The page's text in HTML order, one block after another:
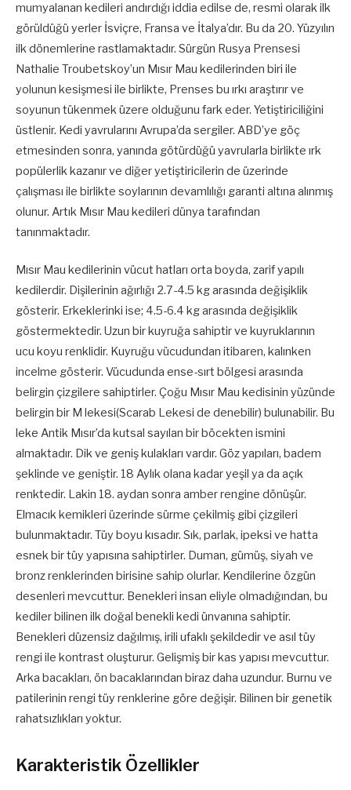
mumyalanan kedileri andırdığı iddia edilse de, resmi olarak ilk
görüldüğü yerler İsviçre, Fransa ve İtalya’dır. Bu da 20. Yüzyılın
ilk dönemlerine rastlamaktadır. Sürgün Rusya Prensesi
Nathalie Troubetskoy’un Mısır Mau kedilerinden biri ile
yolunun kesişmesi ile birlikte, Prenses bu ırkı araştırır ve
soyunun tükenmek üzere olduğunu fark eder. Yetiştiriciliğini
üstlenir. Kedi yavrularını Avrupa’da sergiler. ABD’ye göç
etmesinden sonra, yanında götürdüğü yavrularla birlikte ırk
popülerlik kazanır ve diğer yetiştiricilerin de üzerinde
çalışması ile birlikte soylarının devamlılığı garanti altına alınmış
olunur. Artık Mısır Mau kedileri dünya tarafından
tanınmaktadır.
Mısır Mau kedilerinin vücut hatları orta boyda, zarif yapılı
kedilerdir. Dişilerinin ağırlığı 2.7-4.5 kg arasında değişiklik
gösterir. Erkeklerinki ise; 4.5-6.4 kg arasında değişiklik
göstermektedir. Uzun bir kuyruğa sahiptir ve kuyruklarının
ucu koyu renklidir. Kuyruğu vücudundan itibaren, kalınken
incelme gösterir. Vücudunda ense-sırt bölgesi arasında
belirgin çizgilere sahiptirler. Çoğu Mısır Mau kedisinin yüzünde
belirgin bir M lekesi(Scarab Lekesi de denebilir) bulunabilir. Bu
leke Antik Mısır’da kutsal sayılan bir böcekten ismini
almaktadır. Dik ve geniş kulakları vardır. Göz yapıları, badem
şeklinde ve geniştir. 18 Aylık olana kadar yeşil ya da açık
renktedir. Lakin 18. aydan sonra amber rengine dönüşür.
Elmacık kemikleri üzerinde sürme çekilmiş gibi çizgileri
bulunmaktadır. Tüy boyu kısadır. Sık, parlak, ipeksi ve hatta
esnek bir tüy yapısına sahiptirler. Duman, gümüş, siyah ve
bronz renklerinden birisine sahip olurlar. Kendilerine özgün
desenleri mevcuttur. Benekleri insan eliyle olmadığından, bu
kediler bilinen ilk doğal benekli kedi ünvanına sahiptir.
Benekleri düzensiz dağılmış, irili ufaklı şekildedir ve asıl tüy
rengi ile kontrast oluşturur. Gelişmiş bir kas yapısı mevcuttur.
Arka bacakları, ön bacaklarından biraz daha uzundur. Burnu ve
patilerinin rengi tüy renklerine göre değişir. Bilinen bir genetik
rahatsızlıkları yoktur.
Karakteristik Özellikler